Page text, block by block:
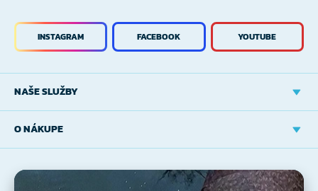
NAŠE SLUŽBY
O NÁKUPE
INSTAGRAM FACEBOOK YOUTUBE